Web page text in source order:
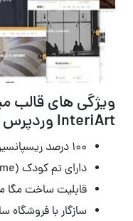
ویژگی های قالب
InteriArt وردپرس نسخه 2.9.0
۱۰۰ درصد ریسپانسیو
دارای تم کودک (Child Theme)
قابلیت ساخت مگا
سازگار با فروشگاه